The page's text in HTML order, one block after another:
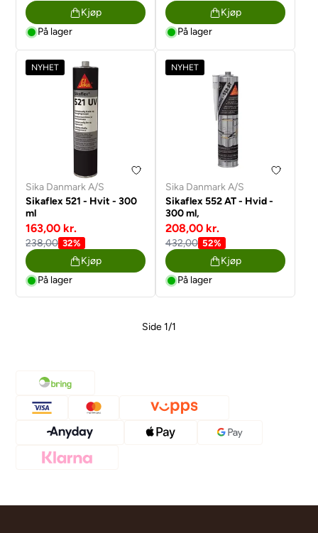
Kjøp
På lager
Kjøp
På lager
NYHET
Sika Danmark A/S
Sikaflex 521 - Hvit - 300
ml
163,00 kr.
238,00 32%
Kjøp
På lager
NYHET
Sika Danmark A/S
Sikaflex 552 AT - Hvid -
300 ml,
208,00 kr.
432,00 52%
Kjøp
På lager
Side 1/1